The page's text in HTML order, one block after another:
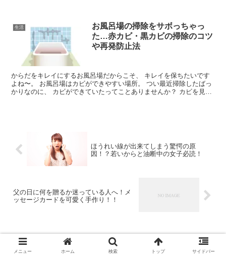
生活
お風呂場の掃除をサボっちゃっ
た…赤カビ・黒カビの掃除のコツ
や再発防止法
からだをキレイにするお風呂場だからこそ、 キレイを保ちたいです
よね〜。 お風呂場はカビができやすい場所。 つい最近掃除したばっ
かりなのに、 カビができていたってことありませんか？ カビを見つ
ほうれい線が出来てしまう驚愕の原
因！？若いからと油断中の女子必読！
父の日に何を贈るか迷っている人へ！メ
ッセージカードを可愛く手作り！！
コメント
メニュー ホーム 検索 トップ サイドバー